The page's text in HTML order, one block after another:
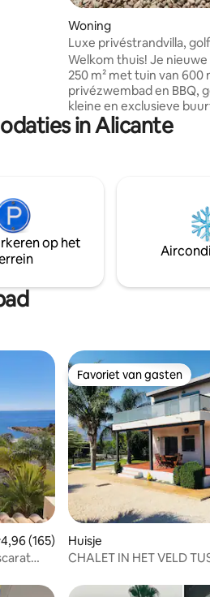
Woning
Luxe privéstrandvilla,
Welkom thuis! Je nieuwe
250 m² met tuin van 600
privézwembad en BBQ,
kleine en exclusieve
het strand. Het
interieur en meubilair
gemakkelijk is om een
krijgen, is het beter om
hebben om naar het
in Alicante
op het
beoordeling van 4,96 op
4,96 (165)
Favoriet van gasten
Favoriet van gasten
Huisje
CHALET IN HET VELD